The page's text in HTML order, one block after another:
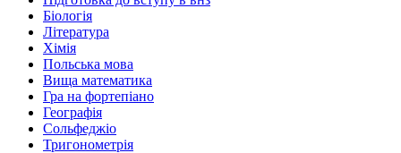
Біологія
Література
Хімія
Польська мова
Вища математика
Гра на фортепіано
Географія
Сольфеджіо
Тригонометрія